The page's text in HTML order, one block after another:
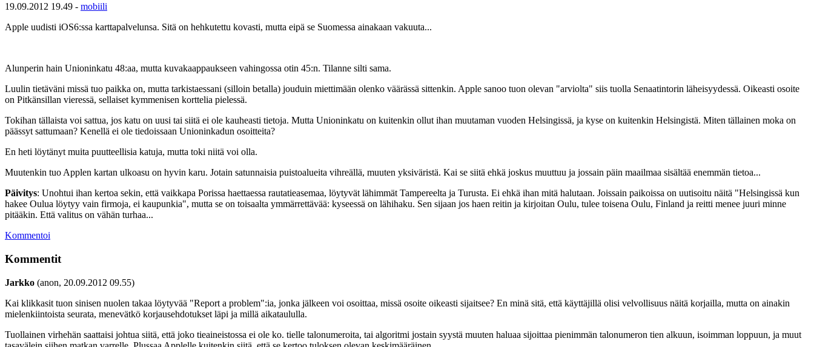
19.09.2012 19.49 - mobiili
Apple uudisti iOS6:ssa karttapalvelunsa. Sitä on hehkutettu kovasti, mutta eipä se Suomessa ainakaan vakuuta...
Alunperin hain Unioninkatu 48:aa, mutta kuvakaappaukseen vahingossa otin 45:n. Tilanne silti sama.
Luulin tietäväni missä tuo paikka on, mutta tarkistaessani (silloin betalla) jouduin miettimään olenko väärässä sittenkin. Apple sanoo tuon olevan "arviolta" siis tuolla Senaatintorin läheisyydessä. Oikeasti osoite
on Pitkänsillan vieressä, sellaiset kymmenisen korttelia pielessä.
Tokihan tällaista voi sattua, jos katu on uusi tai siitä ei ole kauheasti tietoja. Mutta Unioninkatu on kuitenkin ollut ihan muutaman vuoden Helsingissä, ja kyse on kuitenkin Helsingistä. Miten tällainen moka on
päässyt sattumaan? Kenellä ei ole tiedoissaan Unioninkadun osoitteita?
En heti löytänyt muita puutteellisia katuja, mutta toki niitä voi olla.
Muutenkin tuo Applen kartan ulkoasu on hyvin karu. Jotain satunnaisia puistoalueita vihreällä, muuten yksiväristä. Kai se siitä ehkä joskus muuttuu ja jossain päin maailmaa sisältää enemmän tietoa...
Päivitys: Unohtui ihan kertoa sekin, että vaikkapa Porissa haettaessa rautatieasemaa, löytyvät lähimmät Tampereelta ja Turusta. Ei ehkä ihan mitä halutaan. Joissain paikoissa on uutisoitu näitä "Helsingissä kun
hakee Oulua löytyy vain firmoja, ei kaupunkia", mutta se on toisaalta ymmärrettävää: kyseessä on lähihaku. Sen sijaan jos haen reitin ja kirjoitan Oulu, tulee toisena Oulu, Finland ja reitti menee juuri minne
pitääkin. Että valitus on vähän turhaa...
Kommentoi
Kommentit
Jarkko (anon, 20.09.2012 09.55)
Kai klikkasit tuon sinisen nuolen takaa löytyvää "Report a problem":ia, jonka jälkeen voi osoittaa, missä osoite oikeasti sijaitsee? En minä sitä, että käyttäjillä olisi velvollisuus näitä korjailla, mutta on ainakin
mielenkiintoista seurata, menevätkö korjausehdotukset läpi ja millä aikataululla.
Tuollainen virhehän saattaisi johtua siitä, että joko tieaineistossa ei ole ko. tielle talonumeroita, tai algoritmi jostain syystä muuten haluaa sijoittaa pienimmän talonumeron tien alkuun, isoimman loppuun, ja muut